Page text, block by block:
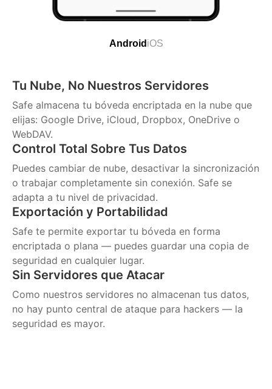
Android iOS
Tu Nube, No Nuestros Servidores
Safe almacena tu bóveda encriptada en la nube que
elijas: Google Drive, iCloud, Dropbox, OneDrive o
WebDAV.
Control Total Sobre Tus Datos
Puedes cambiar de nube, desactivar la sincronización
o trabajar completamente sin conexión. Safe se
adapta a tu nivel de privacidad.
Exportación y Portabilidad
Safe te permite exportar tu bóveda en forma
encriptada o plana — puedes guardar una copia de
seguridad en cualquier lugar.
Sin Servidores que Atacar
Como nuestros servidores no almacenan tus datos,
no hay punto central de ataque para hackers — la
seguridad es mayor.